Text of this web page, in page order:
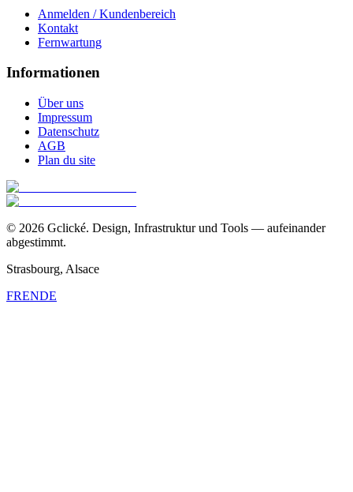
Anmelden / Kundenbereich
Kontakt
Fernwartung
Informationen
Über uns
Impressum
Datenschutz
AGB
Plan du site
© 2026 Gclické. Design, Infrastruktur und Tools — aufeinander
abgestimmt.
Strasbourg, Alsace
FRENDE